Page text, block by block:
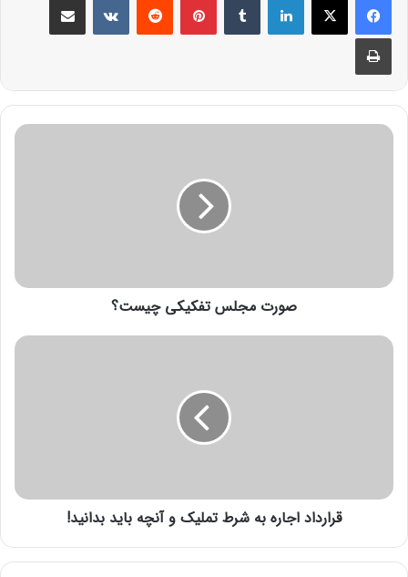
صورت مجلس تفکیکی چیست؟
قرارداد اجاره به شرط تملیک و آنچه باید بدانید!